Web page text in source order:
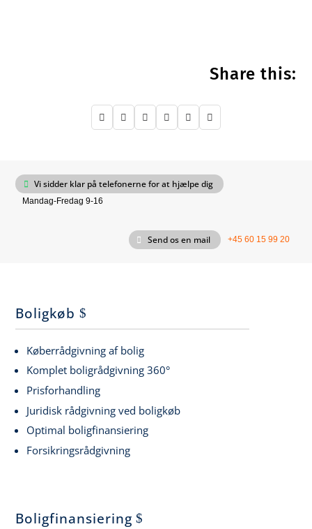
Share this:
     
Vi sidder klar på telefonerne for at hjælpe dig
Mandag-Fredag 9-16
Send os en mail +45 60 15 99 20
Boligkøb
Køberrådgivning af bolig
Komplet boligrådgivning 360°
Prisforhandling
Juridisk rådgivning ved boligkøb
Optimal boligfinansiering
Forsikringsrådgivning
Boligfinansiering